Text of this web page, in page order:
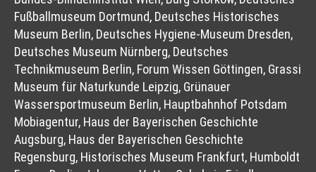
Fußballmuseum Dortmund, Deutsches Historisches
Museum Berlin, Deutsches Hygiene-Museum Dresden,
Deutsches Museum Nürnberg, Deutsches
Technikmuseum Berlin, Forum Wissen Göttingen, Grassi
Museum für Naturkunde Leipzig, Grünauer
Wassersportmuseum Berlin, Hauptbahnhof Potsdam
Mobiagentur, Haus der Bayerischen Geschichte
Augsburg, Haus der Bayerischen Geschichte
Regensburg, Historisches Museum Frankfurt, Humboldt